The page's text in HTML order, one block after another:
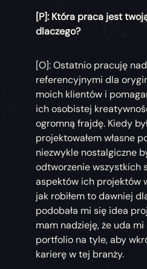
[P]: Która praca jest
dlaczego?
[O]: Ostatnio pracuję
referencyjnymi dla
moich klientów i
ich osobistej
ogromną frajdę. Kiedy
projektowałem własne
niezwykle nostalgiczne
odtworzenie wszystkich
aspektów ich projektów
jak robiłem to dawniej
podobała mi się idea
mam nadzieję, że uda
portfolio na tyle, aby
karierę w tej branży.